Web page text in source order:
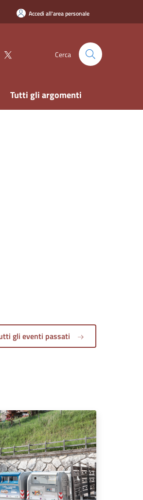
Accedi all'area personale
Cerca
Tutti gli argomenti
gli eventi passati